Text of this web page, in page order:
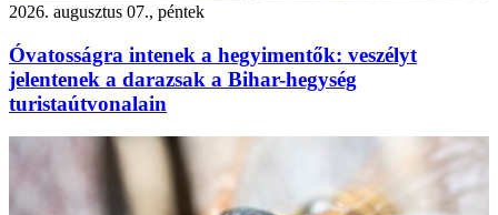
2026. augusztus 07., péntek
Óvatosságra intenek a hegyimentők: veszélyt
jelentenek a darazsak a Bihar-hegység
turistaútvonalain